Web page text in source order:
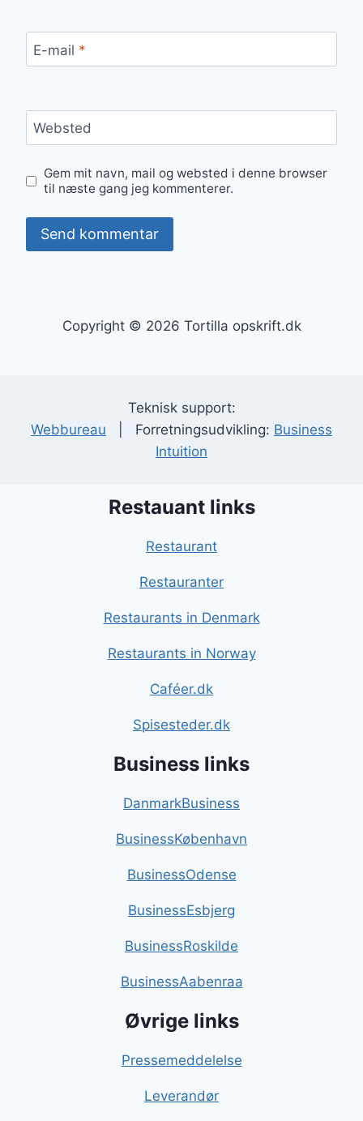
E-mail *
Websted
Gem mit navn, mail og websted i denne browser
til næste gang jeg kommenterer.
Copyright © 2026 Tortilla opskrift.dk
Teknisk support:
Webbureau | Forretningsudvikling: Business
Intuition
Restauant links
Restaurant
Restauranter
Restaurants in Denmark
Restaurants in Norway
Caféer.dk
Spisesteder.dk
Business links
DanmarkBusiness
BusinessKøbenhavn
BusinessOdense
BusinessEsbjerg
BusinessRoskilde
BusinessAabenraa
Øvrige links
Pressemeddelelse
Leverandør